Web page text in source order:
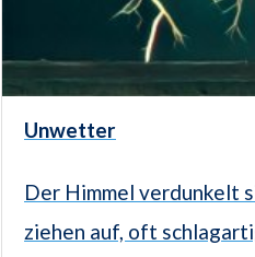
Unwetter
Der Himmel verdunkelt
ziehen auf, oft